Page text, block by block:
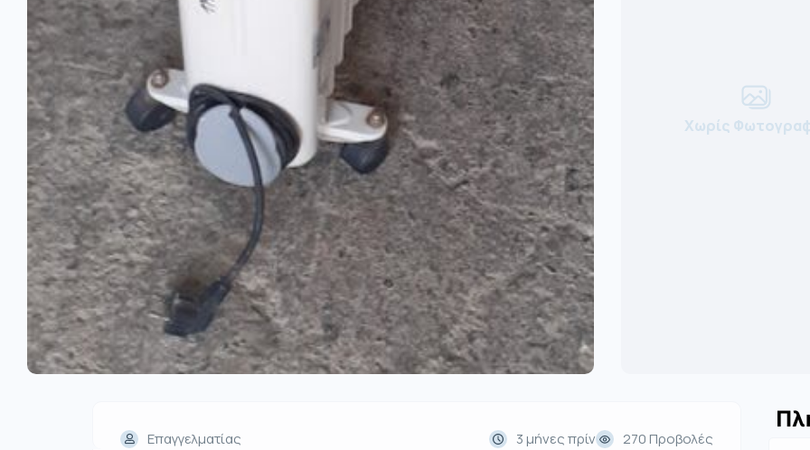
Χωρίς
Επαγγελματίας 3 μήνες πρίν 270 Προβολές